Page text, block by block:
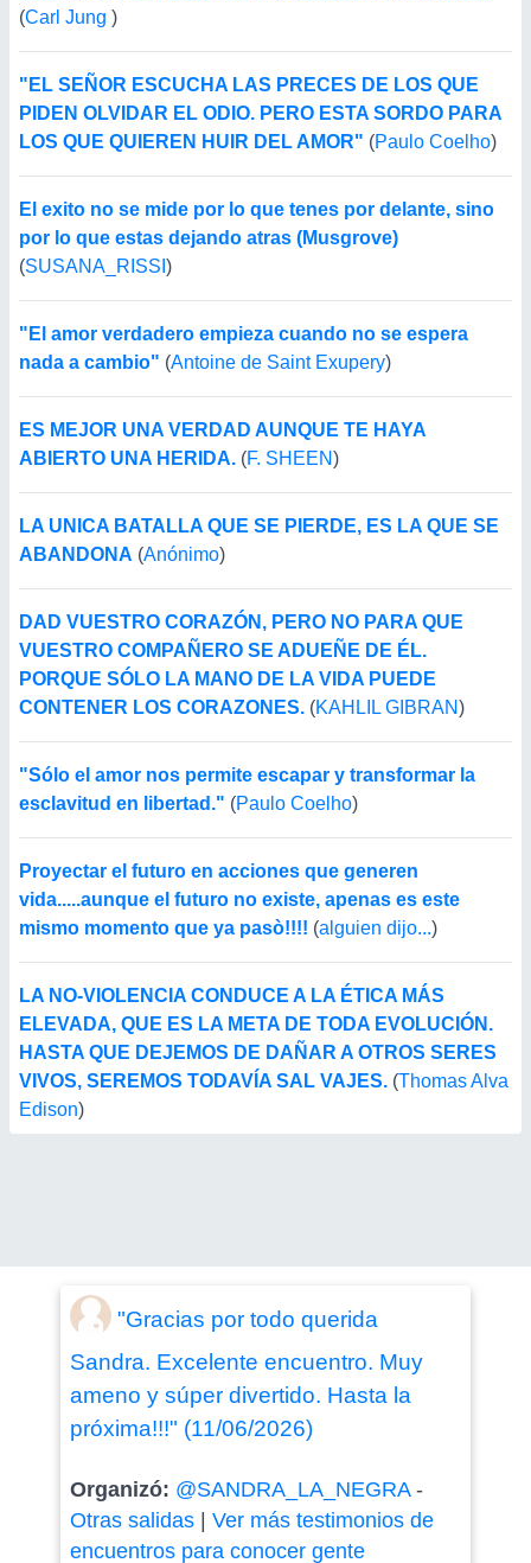
(Carl Jung )
"EL SEÑOR ESCUCHA LAS PRECES DE LOS QUE
PIDEN OLVIDAR EL ODIO. PERO ESTA SORDO PARA
LOS QUE QUIEREN HUIR DEL AMOR" (Paulo Coelho)
El exito no se mide por lo que tenes por delante, sino
por lo que estas dejando atras (Musgrove)
(SUSANA_RISSI )
"El amor verdadero empieza cuando no se espera
nada a cambio" (Antoine de Saint Exupery)
ES MEJOR UNA VERDAD AUNQUE TE HAYA
ABIERTO UNA HERIDA. (F. SHEEN)
LA UNICA BATALLA QUE SE PIERDE, ES LA QUE SE
ABANDONA (Anónimo)
DAD VUESTRO CORAZÓN, PERO NO PARA QUE
VUESTRO COMPAÑERO SE ADUEÑE DE ÉL.
PORQUE SÓLO LA MANO DE LA VIDA PUEDE
CONTENER LOS CORAZONES. (KAHLIL GIBRAN)
"Sólo el amor nos permite escapar y transformar la
esclavitud en libertad." (Paulo Coelho)
Proyectar el futuro en acciones que generen
vida.....aunque el futuro no existe, apenas es este
mismo momento que ya pasò!!!! (alguien dijo...)
LA NO-VIOLENCIA CONDUCE A LA ÉTICA MÁS
ELEVADA, QUE ES LA META DE TODA EVOLUCIÓN.
HASTA QUE DEJEMOS DE DAÑAR A OTROS SERES
VIVOS, SEREMOS TODAVÍA SAL VAJES. (Thomas Alva
Edison)
"Gracias por todo querida
Sandra. Excelente encuentro. Muy
ameno y súper divertido. Hasta la
próxima!!!" (11/06/2026)
Organizó: @SANDRA_LA_NEGRA-
Otras salidas| Ver más testimonios de
encuentros para conocer gente